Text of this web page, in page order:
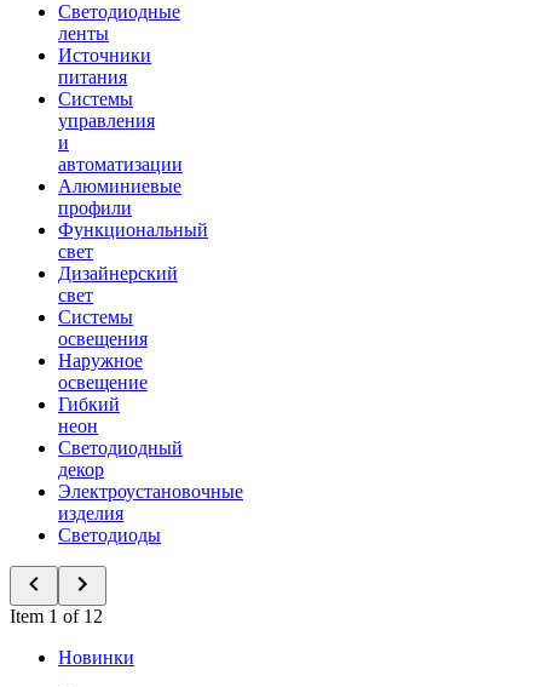
Светодиодные
ленты
Источники
питания
Системы
управления
и
автоматизации
Алюминиевые
профили
Функциональный
свет
Дизайнерский
свет
Системы
освещения
Наружное
освещение
Гибкий
неон
Светодиодный
декор
Электроустановочные
изделия
Светодиоды
Item 1 of 12
Новинки